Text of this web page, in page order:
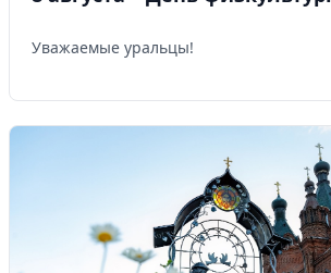
Уважаемые уральцы!